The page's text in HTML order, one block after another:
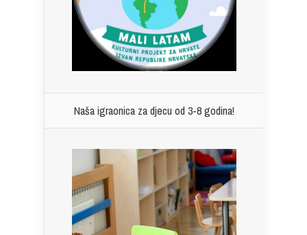
Naša igraonica za djecu od 3-8 godina!